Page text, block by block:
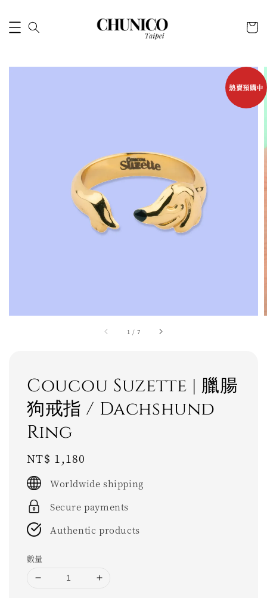
1 / 7
熱賣預購中
Coucou Suzette | 臘腸
狗戒指 / Dachshund
Ring
Regular
price
NT$ 1,180
Worldwide shipping
Secure payments
Authentic products
數量